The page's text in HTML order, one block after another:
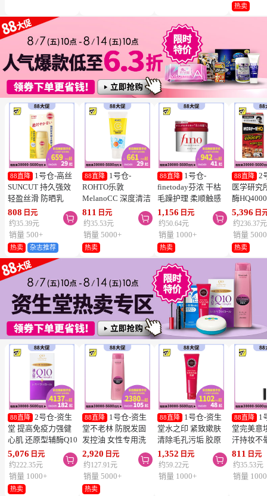
冻结】
热卖
88直降
1号仓-高丝
SUNCUT 持久强效
轻盈丝滑 防晒乳
SPF50+ PA++++
50ml
808 日元
约35.39元

销量 500+
热卖 杂志推荐
88直降
1号仓-
ROHTO乐敦
MelanoCC 深度清洁
酵素洗面奶 130g
811 日元
约35.53元

销量 5000+
热卖
88直降
1号仓-
finetoday芬浓 干枯
毛躁护理 柔顺触感
滋润修护 发膜 230g
1,156 日元
约50.64元

销量 1000+
热卖
88直降
2
医学研究
酶
胶囊 促
降三高
5,396 日
约236.37元
销量
热卖
88直降 2号仓-资生
堂 提高免疫力强健
心肌 还原型辅酶Q10
胶囊白金版 60粒
SHISEIDO 美容养颜
补元气抗衰 维护心
血管健康
5,076 日元
约222.35元

销量 1000+
热卖
88直降
1号仓-资生
堂不老林 防脱发固
发控油 女性专用洗
发水 240ml
SHISEIDO SERUM
NOIR 促进血液循环
去除污垢皮脂
2,920 日元
约127.91元

销量 5000+
热卖
88直降
1号仓-资生
堂水之印 紧致嫰肤
清除毛孔污垢 胶原
蛋白洗面奶 130g
SHISEIDO
AQUALABEL 温和
1,352 日元
约59.22元

销量 1000+
88直降
1
堂完美意
汗持妆不
旋转眉笔
棕色
SHISEIDO
811 日元
约35.53元
销量